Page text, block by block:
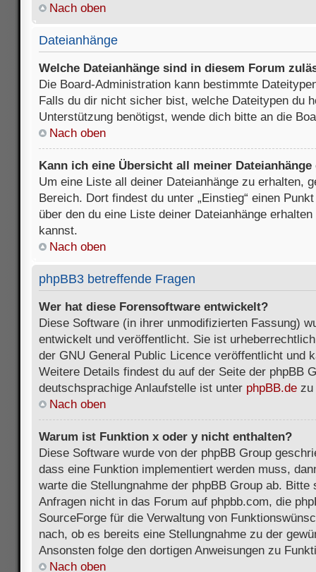
Nach oben
Dateianhänge
Welche Dateianhänge sind in diesem Forum
Die Board-Administration kann bestimmte
Falls du dir nicht sicher bist, welche Dateitypen du
Unterstützung benötigst, wende dich bitte an die
Nach oben
Kann ich eine Übersicht all meiner Dateianhänge
Um eine Liste all deiner Dateianhänge zu erhalten,
Bereich. Dort findest du unter „Einstieg“ einen
über den du eine Liste deiner Dateianhänge
kannst.
Nach oben
phpBB3 betreffende Fragen
Wer hat diese Forensoftware entwickelt?
Diese Software (in ihrer unmodifizierten Fassung)
entwickelt und veröffentlicht. Sie ist
der GNU General Public Licence veröffentlicht und
Weitere Details findest du auf der Seite der phpBB
deutschsprachige Anlaufstelle ist unter phpBB.de zu
Nach oben
Warum ist Funktion x oder y nicht enthalten?
Diese Software wurde von der phpBB Group
dass eine Funktion implementiert werden muss,
warte die Stellungnahme der phpBB Group ab. Bitte
Anfragen nicht in das Forum auf phpbb.com, die
SourceForge für die Verwaltung von
nach, ob es bereits eine Stellungnahme zu der
Ansonsten folge den dortigen Anweisungen zu
Nach oben